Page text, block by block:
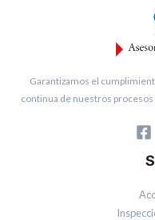
Garantizamos el
continua de nuestros